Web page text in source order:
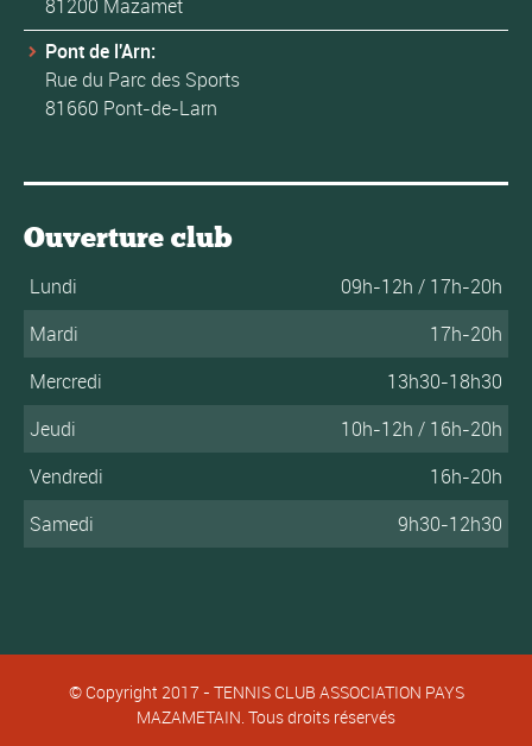
81200 Mazamet
Pont de l'Arn:
Rue du Parc des Sports
81660 Pont-de-Larn
Ouverture club
Lundi
09h-12h / 17h-20h
Mardi
17h-20h
Mercredi
13h30-18h30
Jeudi
10h-12h / 16h-20h
Vendredi
16h-20h
Samedi
9h30-12h30
© Copyright 2017 - TENNIS CLUB ASSOCIATION PAYS
MAZAMETAIN. Tous droits réservés